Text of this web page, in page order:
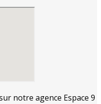
notre agence Espace 9